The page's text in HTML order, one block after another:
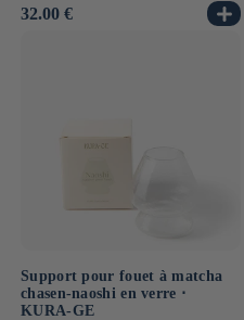
Prix
32.00 €
Support pour fouet à matcha
chasen-naoshi en verre ⋅
KURA-GE